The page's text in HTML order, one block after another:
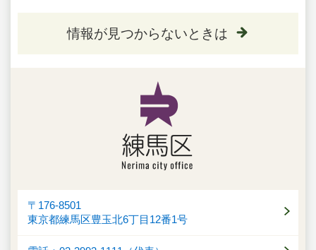
情報が見つからないときは
〒176-8501
東京都練馬区豊玉北6丁目12番1号